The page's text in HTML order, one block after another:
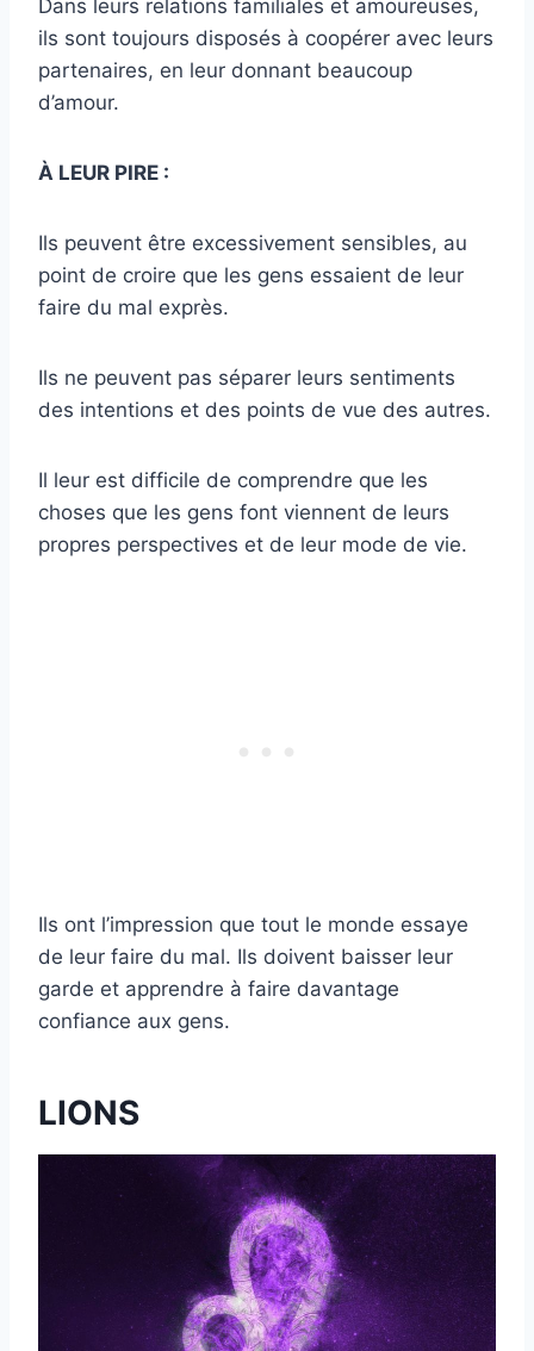
Dans leurs relations familiales et amoureuses,
ils sont toujours disposés à coopérer avec leurs
partenaires, en leur donnant beaucoup
d’amour.
À LEUR PIRE :
Ils peuvent être excessivement sensibles, au
point de croire que les gens essaient de leur
faire du mal exprès.
Ils ne peuvent pas séparer leurs sentiments
des intentions et des points de vue des autres.
Il leur est difficile de comprendre que les
choses que les gens font viennent de leurs
propres perspectives et de leur mode de vie.
Ils ont l’impression que tout le monde essaye
de leur faire du mal. Ils doivent baisser leur
garde et apprendre à faire davantage
confiance aux gens.
LIONS